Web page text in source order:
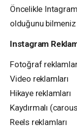
Öncelikle
olduğunu
Instagram
Fotoğraf
Video reklamları
Hikaye reklamları
Kaydırmalı
Reels reklamları